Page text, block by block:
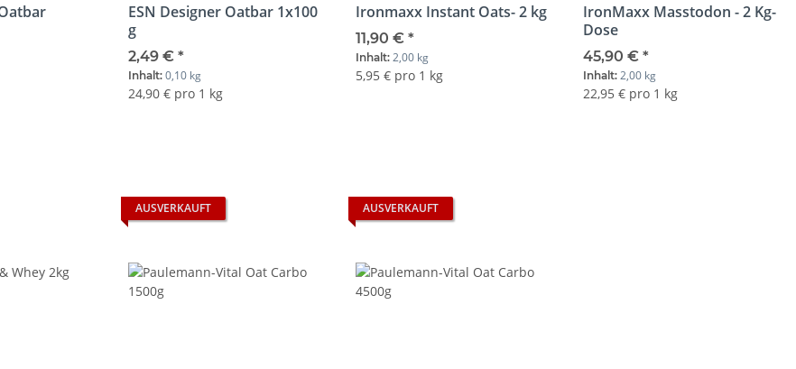
ESN Designer Oatbar 1x100
g
2,49 € *
Inhalt: 0,10 kg
24,90 € pro 1 kg
Ironmaxx Instant Oats- 2 kg
11,90 € *
Inhalt: 2,00 kg
5,95 € pro 1 kg
IronMaxx Masstodon - 2 Kg-
Dose
45,90 € *
Inhalt: 2,00 kg
22,95 € pro 1 kg
AUSVERKAUFT AUSVERKAUFT